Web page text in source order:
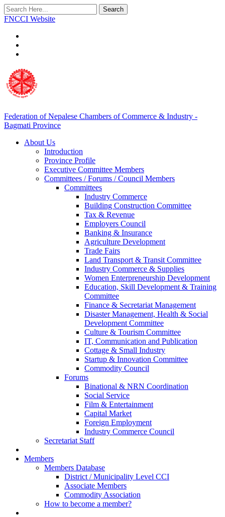
Search
FNCCI Website
Federation of Nepalese Chambers of Commerce & Industry -
Bagmati Province
About Us
Introduction
Province Profile
Executive Committee Members
Committees / Forums / Council Members
Committees
Industry Commerce
Building Construction Committee
Tax & Revenue
Employers Council
Banking & Insurance
Agriculture Development
Trade Fairs
Land Transport & Transit Committee
Industry Commerce & Supplies
Women Enterpreneurship Development
Education, Skill Development & Training
Committee
Finance & Secretariat Management
Disaster Management, Health & Social
Development Committee
Culture & Tourism Committee
IT, Communication and Publication
Cottage & Small Industry
Startup & Innovation Committee
Commodity Council
Forums
Binational & NRN Coordination
Social Service
Film & Entertainment
Capital Market
Foreign Employment
Industry Commerce Council
Secretariat Staff
Members
Members Database
District / Municipality Level CCI
Associate Members
Commodity Association
How to become a member?